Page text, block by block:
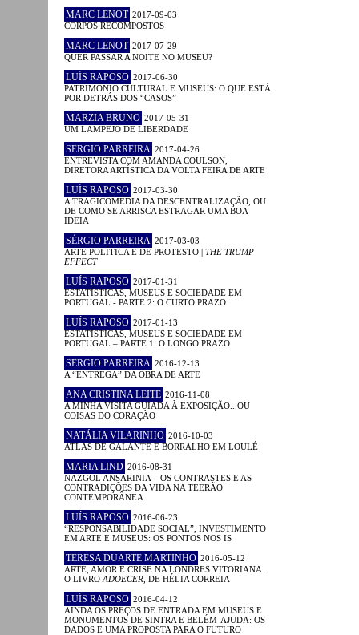
MARC LENOT 2017-09-03
CORPOS RECOMPOSTOS
MARC LENOT 2017-07-29
QUER PASSAR A NOITE NO MUSEU?
LUÍS RAPOSO 2017-06-30
PATRIMÓNIO CULTURAL E MUSEUS: O QUE ESTÁ
POR DETRÁS DOS “CASOS”
MARZIA BRUNO 2017-05-31
UM LAMPEJO DE LIBERDADE
SERGIO PARREIRA 2017-04-26
ENTREVISTA COM AMANDA COULSON,
DIRETORA ARTÍSTICA DA VOLTA FEIRA DE ARTE
LUÍS RAPOSO 2017-03-30
A TRAGICOMÉDIA DA DESCENTRALIZAÇÃO, OU
DE COMO SE ARRISCA ESTRAGAR UMA BOA
IDEIA
SÉRGIO PARREIRA 2017-03-03
ARTE POLÍTICA E DE PROTESTO | THE TRUMP
EFFECT
LUÍS RAPOSO 2017-01-31
ESTATÍSTICAS, MUSEUS E SOCIEDADE EM
PORTUGAL - PARTE 2: O CURTO PRAZO
LUÍS RAPOSO 2017-01-13
ESTATÍSTICAS, MUSEUS E SOCIEDADE EM
PORTUGAL – PARTE 1: O LONGO PRAZO
SERGIO PARREIRA 2016-12-13
A “ENTREGA” DA OBRA DE ARTE
ANA CRISTINA LEITE 2016-11-08
A MINHA VISITA GUIADA À EXPOSIÇÃO...OU
COISAS DO CORAÇÃO
NATÁLIA VILARINHO 2016-10-03
ATLAS DE GALANTE E BORRALHO EM LOULÉ
MARIA LIND 2016-08-31
NAZGOL ANSARINIA – OS CONTRASTES E AS
CONTRADIÇÕES DA VIDA NA TEERÃO
CONTEMPORÂNEA
LUÍS RAPOSO 2016-06-23
“RESPONSABILIDADE SOCIAL”, INVESTIMENTO
EM ARTE E MUSEUS: OS PONTOS NOS IS
TERESA DUARTE MARTINHO 2016-05-12
ARTE, AMOR E CRISE NA LONDRES VITORIANA.
O LIVRO ADOECER , DE HÉLIA CORREIA
LUÍS RAPOSO 2016-04-12
AINDA OS PREÇOS DE ENTRADA EM MUSEUS E
MONUMENTOS DE SINTRA E BELÉM-AJUDA: OS
DADOS E UMA PROPOSTA PARA O FUTURO